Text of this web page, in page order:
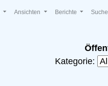
Ansichten Berichte
Kategorie: